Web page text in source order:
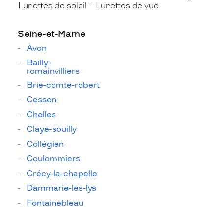
Lunettes de soleil
Lunettes de vue
Seine-et-Marne
Avon
Bailly-
romainvilliers
Brie-comte-robert
Cesson
Chelles
Claye-souilly
Collégien
Coulommiers
Crécy-la-chapelle
Dammarie-les-lys
Fontainebleau